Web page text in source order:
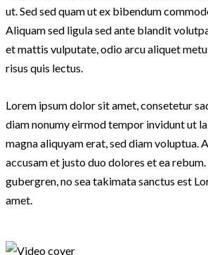
ut. Sed sed quam ut ex bibendum
Aliquam sed ligula sed ante blandit
et mattis vulputate, odio arcu aliquet
risus quis lectus.
Lorem ipsum dolor sit amet, consetetur
diam nonumy eirmod tempor invidunt ut
magna aliquyam erat, sed diam voluptua.
accusam et justo duo dolores et ea
gubergren, no sea takimata sanctus est
amet.